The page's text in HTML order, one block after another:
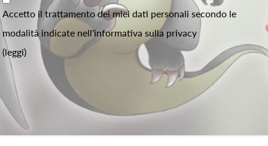
Accetto il trattamento dei miei dati personali secondo le
modalità indicate nell'informativa sulla privacy
(leggi)